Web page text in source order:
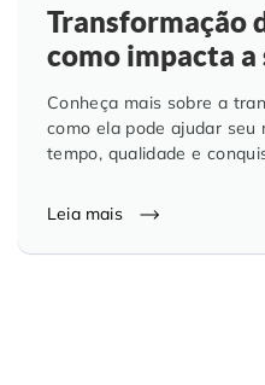
Transformação Digital
Gestão do
Guarda de
Transformação
como impacta a
Conheça mais sobre a
como ela pode ajudar seu
tempo, qualidade e
Leia mais